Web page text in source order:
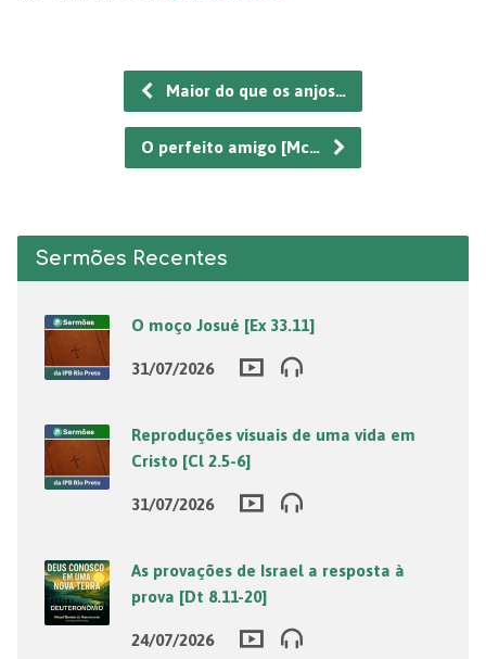
Maior do que os anjos…
O perfeito amigo [Mc…
Sermões Recentes
O moço Josué [Ex 33.11]
31/07/2026
Reproduções visuais de uma vida em
Cristo [Cl 2.5-6]
31/07/2026
As provações de Israel a resposta à
prova [Dt 8.11-20]
24/07/2026